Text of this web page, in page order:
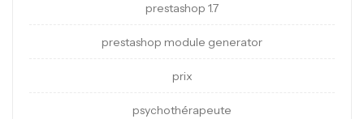
prestashop 1.7
prestashop module generator
prix
psychothérapeute